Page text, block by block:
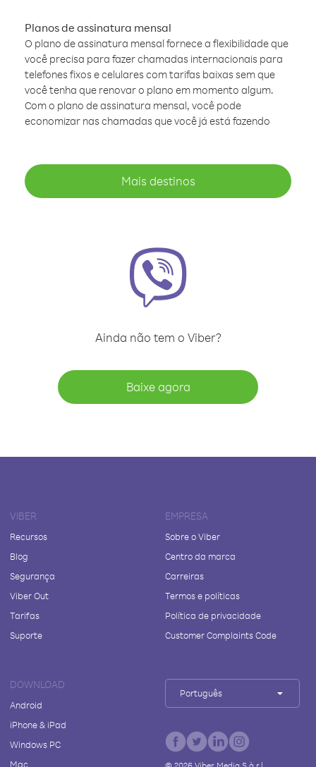
Planos de assinatura mensal
O plano de assinatura mensal fornece a flexibilidade que
você precisa para fazer chamadas internacionais para
telefones fixos e celulares com tarifas baixas sem que
você tenha que renovar o plano em momento algum.
Com o plano de assinatura mensal, você pode
economizar nas chamadas que você já está fazendo
Mais destinos
Ainda não tem o Viber?
Baixe agora
VIBER
Recursos
Blog
Segurança
Viber Out
Tarifas
Suporte
EMPRESA
Sobre o Viber
Centro da marca
Carreiras
Termos e políticas
Política de privacidade
Customer Complaints Code
DOWNLOAD
Android
iPhone & iPad
Windows PC
Mac
Português